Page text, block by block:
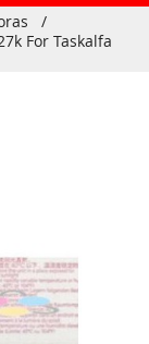
/
For Taskalfa